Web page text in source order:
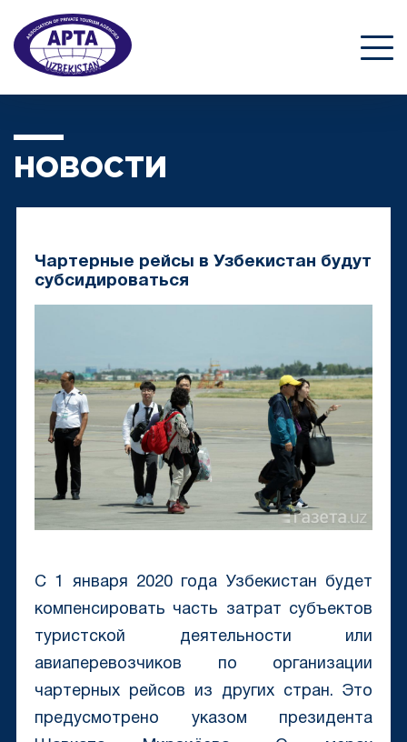
НОВОСТИ
Чартерные рейсы в Узбекистан будут
субсидироваться
С 1 января 2020 года Узбекистан будет
компенсировать часть затрат субъектов
туристской деятельности или
авиаперевозчиков по организации
чартерных рейсов из других стран. Это
предусмотрено указом президента